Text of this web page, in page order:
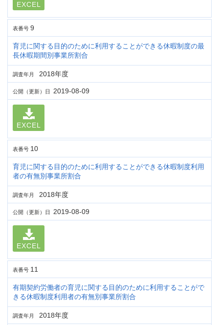
EXCEL
表番号 9
育児に関する目的のために利用することができる休暇制度の最
長休暇期間別事業所割合
調査年月 2018年度
公開（更新）日 2019-08-09
EXCEL
表番号 10
育児に関する目的のために利用することができる休暇制度利用
者の有無別事業所割合
調査年月 2018年度
公開（更新）日 2019-08-09
EXCEL
表番号 11
有期契約労働者の育児に関する目的のために利用することがで
きる休暇制度利用者の有無別事業所割合
調査年月 2018年度